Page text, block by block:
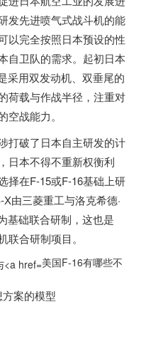
发先进喷气式战斗机的能
以完全按照日本预设的性
自卫队的需求。起初日本
采用双发动机、双垂尾的
荷载与作战半径，注重对
战能力。
打破了日本自主研发的计
日本不得不重新权衡利
择在F-15或F-16基础上研
由三菱重工与洛克希德·
基础联合研制，这也是
联合研制项目。
美国F-16有哪些不
案的模型